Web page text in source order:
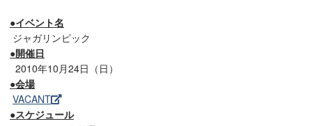
●イベント名
ジャガリンピック
●開催日
2010年10月24日（日）
●会場
VACANT
●スケジュール